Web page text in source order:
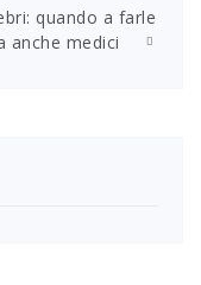
quando a farle
anche medici